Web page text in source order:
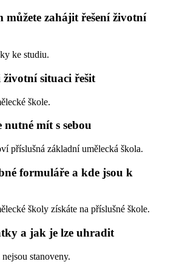
můžete zahájit řešení životní
ke studiu.
situaci řešit
škole.
mít s sebou
příslušná základní umělecká škola.
formuláře a kde jsou k
školy získáte na příslušné škole.
a jak je lze uhradit
stanoveny.